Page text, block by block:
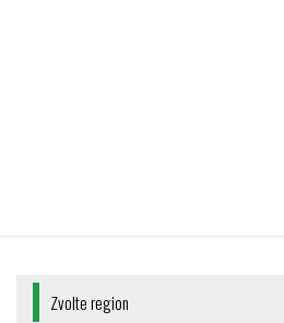
Zvolte region